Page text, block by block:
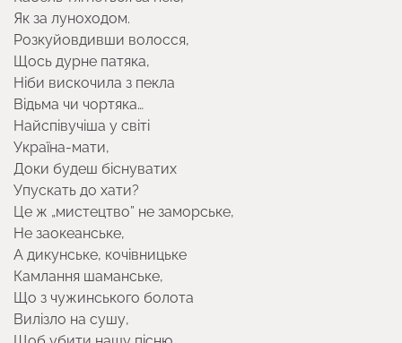
Як за луноходом.
Розкуйовдивши волосся,
Щось дурне патяка,
Ніби вискочила з пекла
Відьма чи чортяка…
Найспівучіша у світі
Україна-мати,
Доки будеш біснуватих
Упускать до хати?
Це ж „мистецтво” не заморське,
Не заокеанське,
А дикунське, кочівницьке
Камлання шаманське,
Що з чужинського болота
Вилізло на сушу,